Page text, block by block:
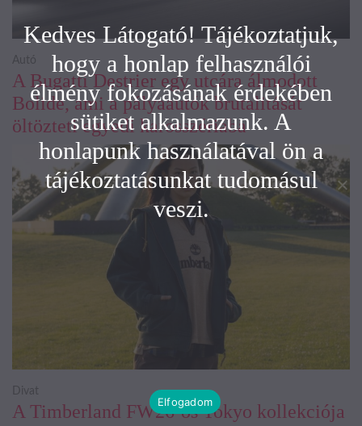
A Bugatti Destrier egy utcára álmodott
Bolide, ami a pályaautók brutalitását
öltözteti egyedi karosszériába
Autó
A Timberland FW26-os Tokyo kollekciója
Divat
Kedves Látogató! Tájékoztatjuk,
hogy a honlap felhasználói
élmény fokozásának érdekében
sütiket alkalmazunk. A
honlapunk használatával ön a
tájékoztatásunkat tudomásul
veszi.
Elfogadom